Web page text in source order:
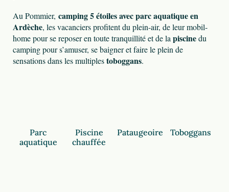
Au Pommier, camping 5 étoiles avec parc aquatique en
Ardèche, les vacanciers profitent du plein-air, de leur mobil-
home pour se reposer en toute tranquillité et de la piscinedu
camping pour s’amuser, se baigner et faire le plein de
sensations dans les multiplestoboggans.
Parc
aquatique
Piscine
chauffée
Pataugeoire Toboggans